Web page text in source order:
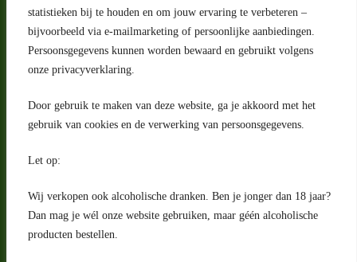
statistieken bij te houden en om jouw ervaring te verbeteren –
bijvoorbeeld via e-mailmarketing of persoonlijke aanbiedingen.
Persoonsgegevens kunnen worden bewaard en gebruikt volgens
onze privacyverklaring.
Door gebruik te maken van deze website, ga je akkoord met het
gebruik van cookies en de verwerking van persoonsgegevens.
Let op:
Wij verkopen ook alcoholische dranken. Ben je jonger dan 18 jaar?
Dan mag je wél onze website gebruiken, maar géén alcoholische
producten bestellen.
Adres
Riga 4 E
2993 LW Barendrecht
Nederland
Contact
klantenservice@portugeseproducten.nl
Facebook
Herroepingsrecht
Bij bezorging van alcoholhoudende dranken voert de bezorger